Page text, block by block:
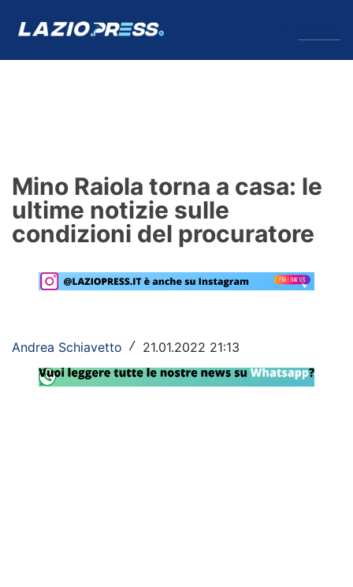
Formello
Infortuni
Primavera
Lazio Women
Rassegna Lazio
Mino Raiola torna a casa: le
ultime notizie sulle
condizioni del procuratore
Andrea Schiavetto / 21.01.2022 21:13